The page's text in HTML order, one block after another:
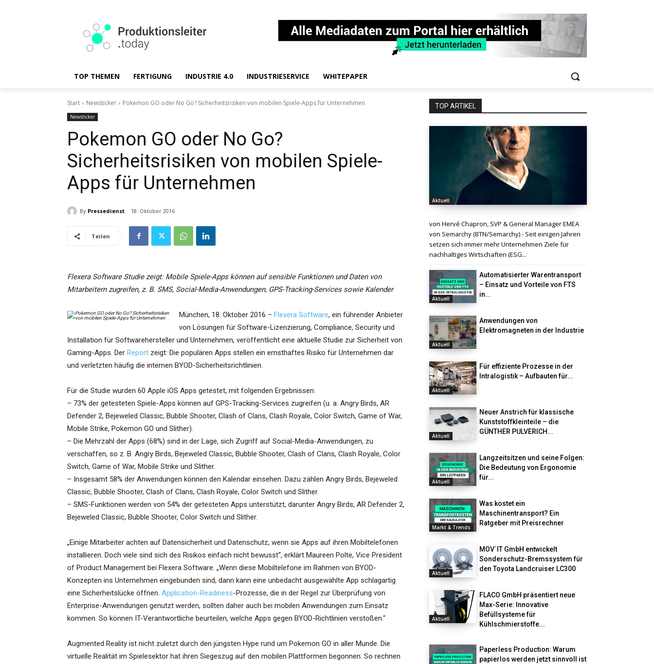
TOP THEMEN FERTIGUNG INDUSTRIE 4.0 INDUSTRIESERVICE WHITEPAPER
Start Newsticker Pokemon GO oder No Go? Sicherheitsrisiken von mobilen Spiele-Apps für Unternehmen
Newsticker
Pokemon GO oder No Go?
Sicherheitsrisiken von mobilen Spiele-
Apps für Unternehmen
By Pressedienst 18. Oktober 2016
Teilen
Flexera Software Studie zeigt: Mobile Spiele-Apps können auf sensible Funktionen und Daten von
Mitarbeitern zugreifen, z. B. SMS, Social-Media-Anwendungen, GPS-Tracking-Services sowie Kalender
München, 18. Oktober 2016 – Flexera Software, ein führender Anbieter
von Lösungen für Software-Lizenzierung, Compliance, Security und
Installation für Softwarehersteller und Unternehmen, veröffentlicht eine aktuelle Studie zur Sicherheit von
Gaming-Apps. Der Report zeigt: Die populären Apps stellen ein ernsthaftes Risiko für Unternehmen dar
und verletzten häufig die internen BYOD-Sicherheitsrichtlinien.
Für die Studie wurden 60 Apple iOS Apps getestet, mit folgenden Ergebnissen:
– 73% der getesteten Spiele-Apps können auf GPS-Tracking-Services zugreifen (u. a. Angry Birds, AR
Defender 2, Bejeweled Classic, Bubble Shooter, Clash of Clans, Clash Royale, Color Switch, Game of War,
Mobile Strike, Pokemon GO und Slither).
– Die Mehrzahl der Apps (68%) sind in der Lage, sich Zugriff auf Social-Media-Anwendungen, zu
verschaffen, so z. B. Angry Birds, Bejeweled Classic, Bubble Shooter, Clash of Clans, Clash Royale, Color
Switch, Game of War, Mobile Strike und Slither.
– Insgesamt 58% der Anwendungen können den Kalendar einsehen. Dazu zählen Angry Birds, Bejeweled
Classic, Bubble Shooter, Clash of Clans, Clash Royale, Color Switch und Slither.
– SMS-Funktionen werden von 54% der getesteten Apps unterstützt, darunter Angry Birds, AR Defender 2,
Bejeweled Classic, Bubble Shooter, Color Switch und Slither.
„Einige Mitarbeiter achten auf Datensicherheit und Datenschutz, wenn sie Apps auf ihren Mobiltelefonen
installieren. Doch viele sind sich des Risikos einfach nicht bewusst“, erklärt Maureen Polte, Vice President
of Product Management bei Flexera Software. „Wenn diese Mobiltelefone im Rahmen von BYOD-
Konzepten ins Unternehmen eingebunden sind, dann kann eine unbedacht ausgewählte App schlagartig
eine Sicherheitslücke öffnen. Application-Readiness-Prozesse, die in der Regel zur Überprüfung von
Enterprise-Anwendungen genutzt werden, sollten daher auch bei mobilen Anwendungen zum Einsatz
kommen. So können IT-Verantwortliche beurteilen, welche Apps gegen BYOD-Richtlinien verstoßen.“
Augmented Reality ist nicht zuletzt durch den jüngsten Hype rund um Pokemon GO in aller Munde. Die
virtuelle Realität im Spielesektor hat ihren Siegeszug auf den mobilen Plattformen begonnen. So rechnen
TOP ARTIKEL
Aktuell
von Hervé Chapron, SVP & General Manager EMEA
von Semarchy (BTN/Semarchy) - Seit einigen Jahren
setzen sich immer mehr Unternehmen Ziele für
nachhaltiges Wirtschaften (ESG...
Aktuell
Automatisierter Warentransport
– Einsatz und Vorteile von FTS
in...
Aktuell
Anwendungen von
Elektromagneten in der Industrie
Aktuell
Für effiziente Prozesse in der
Intralogistik – Aufbauten für...
Aktuell
Neuer Anstrich für klassische
Kunststoffkleinteile – die
GÜNTHER PULVERICH...
Aktuell
Langzeitsitzen und seine Folgen:
Die Bedeutung von Ergonomie
für...
Markt & Trends
Was kostet ein
Maschinentransport? Ein
Ratgeber mit Preisrechner
Aktuell
MOV´IT GmbH entwickelt
Sonderschutz-Bremssystem für
den Toyota Landcruiser LC300
Aktuell
FLACO GmbH präsentiert neue
Max-Serie: Innovative
Befüllsysteme für
Kühlschmierstoffe...
Paperless Production: Warum
papierlos werden jetzt sinnvoll ist